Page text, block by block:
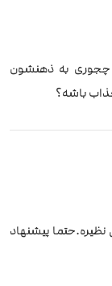
چجوری به ذهنشون
باشه؟
پیشنهاد